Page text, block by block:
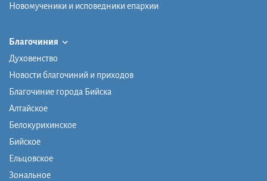
Новомученики и исповедники епархии
Благочиния
Духовенство
Новости благочиний и приходов
Благочиние города Бийска
Алтайское
Белокурихинское
Бийское
Ельцовское
Зональное